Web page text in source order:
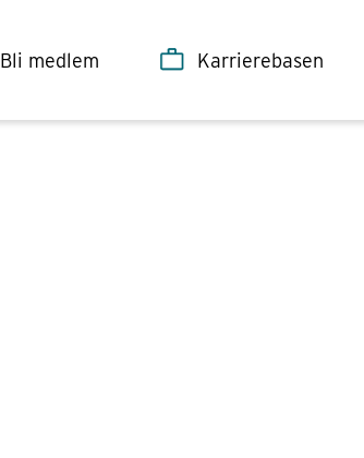
Bli medlem Karrierebasen